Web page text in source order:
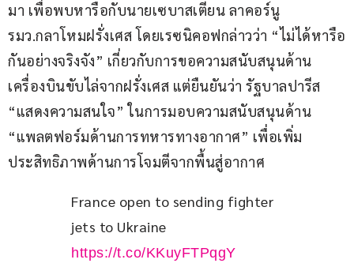
มา เพื่อพบหารือกับนายเซบาสเตียน ลาคอร์นู
รมว.กลาโหมฝรั่งเศส โดยเรซนิคอฟกล่าวว่า “ไม่ได้หารือ
กันอย่างจริงจัง” เกี่ยวกับการขอความสนับสนุนด้าน
เครื่องบินขับไล่จากฝรั่งเศส แต่ยืนยันว่า รัฐบาลปารีส
“แสดงความสนใจ” ในการมอบความสนับสนุนด้าน
“แพลตฟอร์มด้านการทหารทางอากาศ” เพื่อเพิ่ม
ประสิทธิภาพด้านการโจมตีจากพื้นสู่อากาศ
France open to sending fighter
jets to Ukraine
https://t.co/KKuyFTPqgY